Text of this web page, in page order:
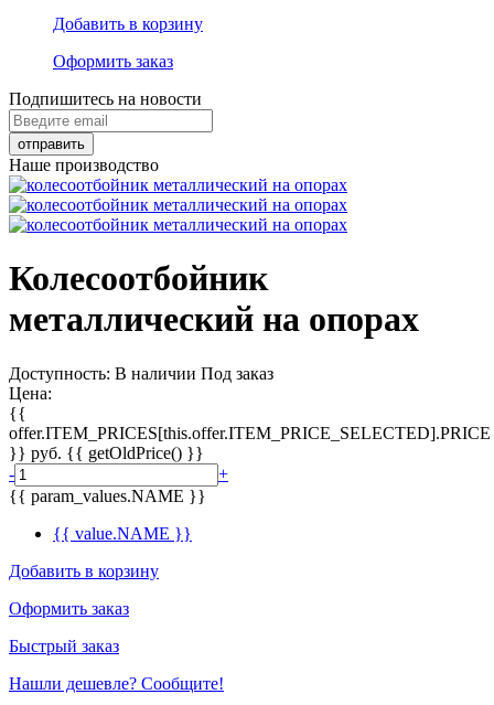
Добавить в корзину
Оформить заказ
Подпишитесь на новости
Наше производство
Колесоотбойник
металлический на опорах
Доступность: В наличии Под заказ
Цена:
{{
offer.ITEM_PRICES[this.offer.ITEM_PRICE_SELECTED].PRICE
}} руб. {{ getOldPrice() }}
-
+
{{ param_values.NAME }}
{{ value.NAME }}
Добавить в корзину
Оформить заказ
Быстрый заказ
Нашли дешевле? Сообщите!